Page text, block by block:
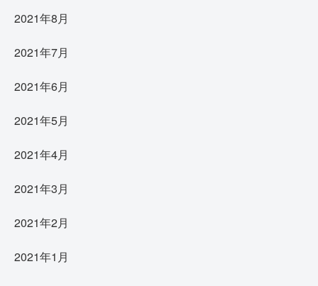
2021年8月
2021年7月
2021年6月
2021年5月
2021年4月
2021年3月
2021年2月
2021年1月